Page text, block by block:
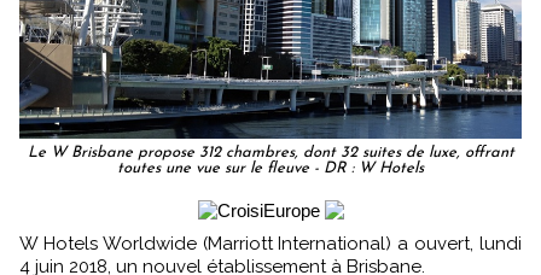
Le W Brisbane propose 312 chambres, dont 32 suites de luxe, offrant
toutes une vue sur le fleuve - DR : W Hotels
W Hotels Worldwide (Marriott International) a ouvert, lundi
4 juin 2018, un nouvel établissement à Brisbane.